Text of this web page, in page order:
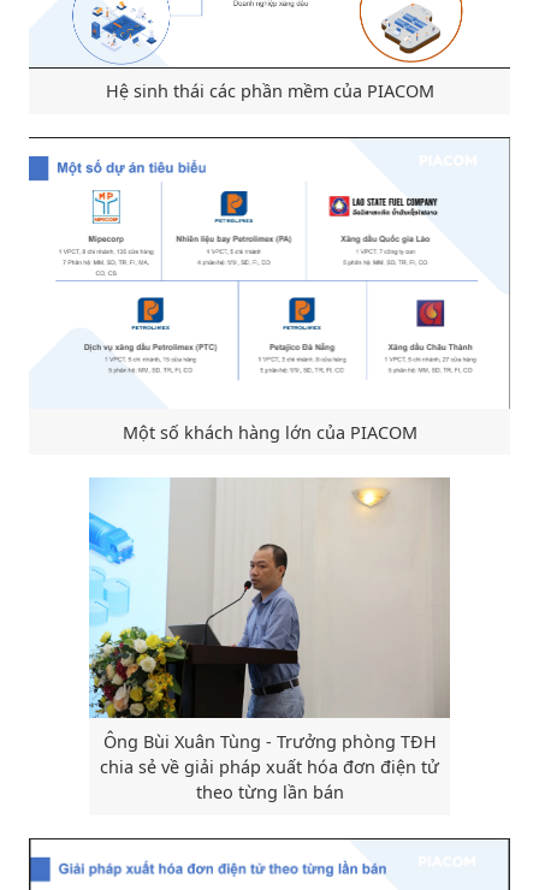
Hệ sinh thái các phần mềm của PIACOM
Một số khách hàng lớn của PIACOM
Ông Bùi Xuân Tùng - Trưởng phòng TĐH
chia sẻ về giải pháp xuất hóa đơn điện tử
theo từng lần bán